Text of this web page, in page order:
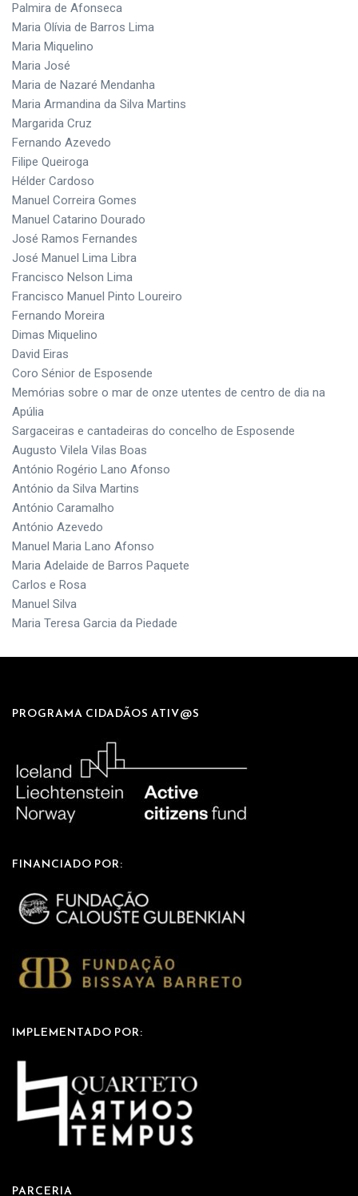
Palmira de Afonseca
Maria Olívia de Barros Lima
Maria Miquelino
Maria José
Maria de Nazaré Mendanha
Maria Armandina da Silva Martins
Margarida Cruz
Fernando Azevedo
Filipe Queiroga
Hélder Cardoso
Manuel Correira Gomes
Manuel Catarino Dourado
José Ramos Fernandes
José Manuel Lima Libra
Francisco Nelson Lima
Francisco Manuel Pinto Loureiro
Fernando Moreira
Dimas Miquelino
David Eiras
Coro Sénior de Esposende
Memórias sobre o mar de onze utentes de centro de dia na
Apúlia
Sargaceiras e cantadeiras do concelho de Esposende
Augusto Vilela Vilas Boas
António Rogério Lano Afonso
António da Silva Martins
António Caramalho
António Azevedo
Manuel Maria Lano Afonso
Maria Adelaide de Barros Paquete
Carlos e Rosa
Manuel Silva
Maria Teresa Garcia da Piedade
PROGRAMA CIDADÃOS ATIV@S
FINANCIADO POR:
IMPLEMENTADO POR:
PARCERIA